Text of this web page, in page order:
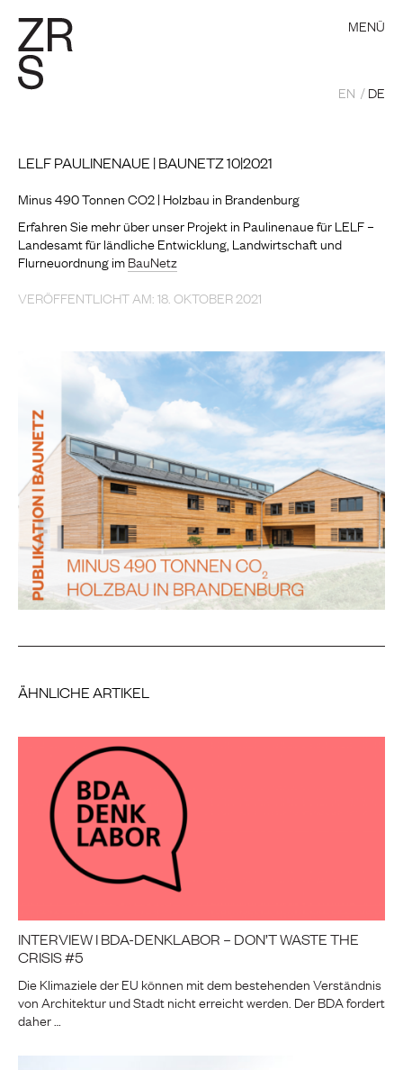
MENÜ
EN DE
LELF PAULINENAUE | BAUNETZ 10|2021
Minus 490 Tonnen CO2 | Holzbau in Brandenburg
Erfahren Sie mehr über unser Projekt in Paulinenaue für LELF –
Landesamt für ländliche Entwicklung, Landwirtschaft und
Flurneuordnung imBauNetz
VERÖFFENTLICHT AM: 18. OKTOBER 2021
ÄHNLICHE ARTIKEL
INTERVIEW I BDA-DENKLABOR – DON’T WASTE THE
CRISIS #5
Die Klimaziele der EU können mit dem bestehenden Verständnis
von Architektur und Stadt nicht erreicht werden. Der BDA fordert
daher …